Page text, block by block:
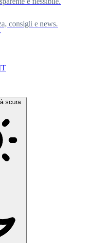
consigli e news.
scura